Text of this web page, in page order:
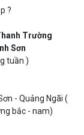
?
Trường
Sơn
tuần )
- Quảng Ngãi (
bắc - nam)